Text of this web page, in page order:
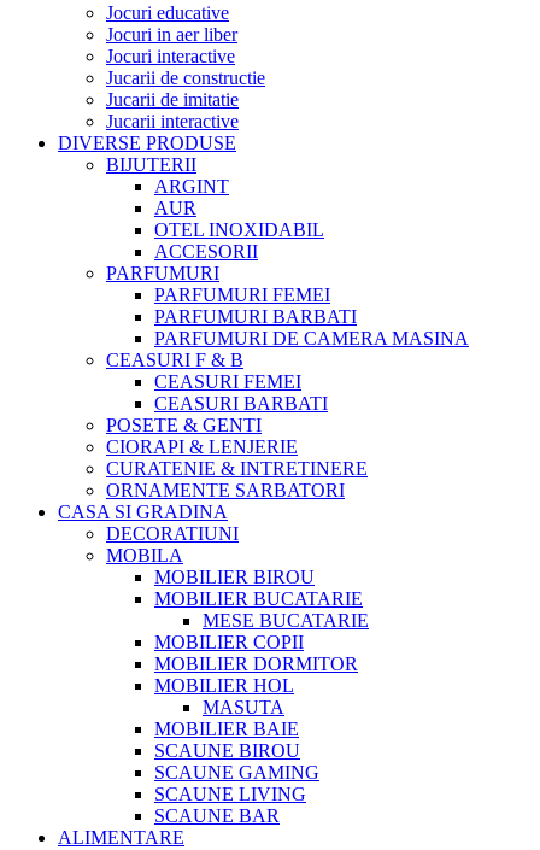
Jocuri educative
Jocuri in aer liber
Jocuri interactive
Jucarii de constructie
Jucarii de imitatie
Jucarii interactive
DIVERSE PRODUSE
BIJUTERII
ARGINT
AUR
OTEL INOXIDABIL
ACCESORII
PARFUMURI
PARFUMURI FEMEI
PARFUMURI BARBATI
PARFUMURI DE CAMERA MASINA
CEASURI F & B
CEASURI FEMEI
CEASURI BARBATI
POSETE & GENTI
CIORAPI & LENJERIE
CURATENIE & INTRETINERE
ORNAMENTE SARBATORI
CASA SI GRADINA
DECORATIUNI
MOBILA
MOBILIER BIROU
MOBILIER BUCATARIE
MESE BUCATARIE
MOBILIER COPII
MOBILIER DORMITOR
MOBILIER HOL
MASUTA
MOBILIER BAIE
SCAUNE BIROU
SCAUNE GAMING
SCAUNE LIVING
SCAUNE BAR
ALIMENTARE